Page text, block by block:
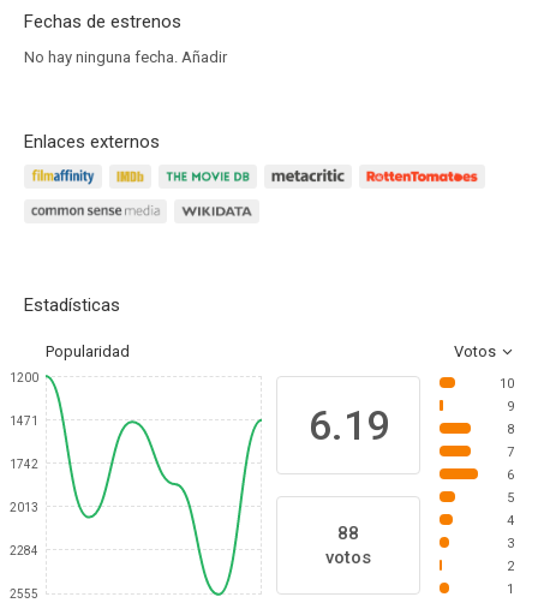
Fechas de estrenos
No hay ninguna fecha. Añadir
Enlaces externos
Estadísticas
Popularidad Votos
1200
1471
1742
2013
2284
2555
6.19
88
votos
10
9
8
7
6
5
4
3
2
1